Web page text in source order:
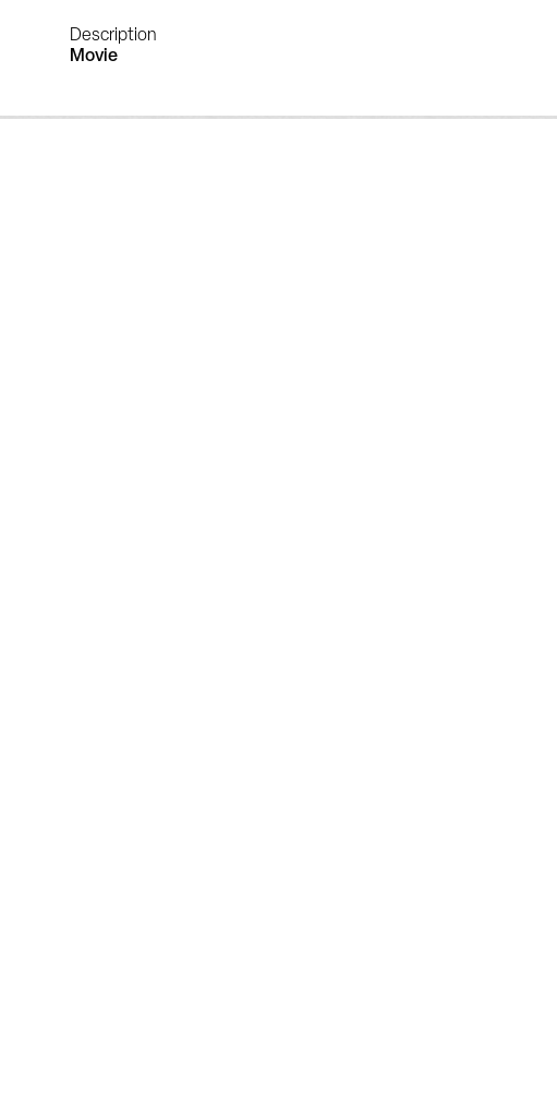
Description
Movie